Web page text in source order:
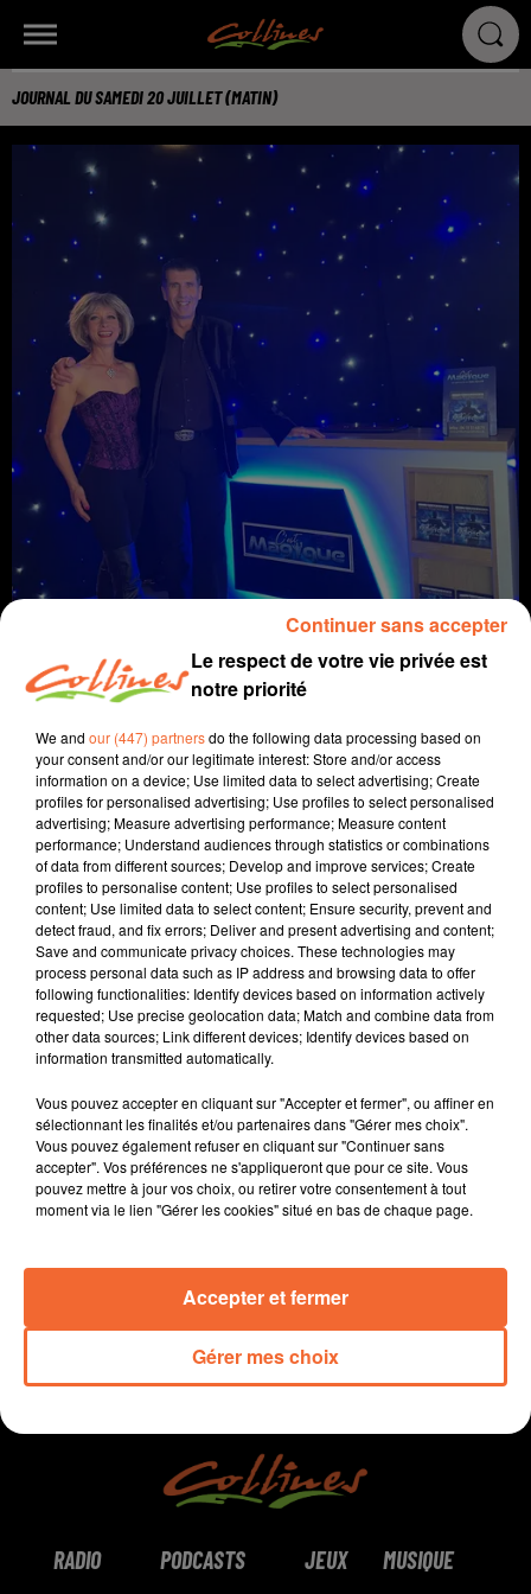
JOURNAL DU SAMEDI 20 JUILLET (MATIN)
info
20 juillet 2024 - 11 min 50 sec
JOURNAL DU SAMEDI 20 JUILLET (MATIN)
Fabien Gazeau
L'info près de chez vous
Présenté par Fabien Gazeau
- Bassines : DSNE demande un moratoire
- Les 10 ans de Poupet déraille pour clôturer le festival
(photo)
- La Roche en feu ce WE à Cerizay
0:00 11 min 50 sec
RADIO PODCASTS JEUX MUSIQUE
Le respect de votre vie privée est
notre priorité
We and our (447) partnersdo the following data processing based on
your consent and/or our legitimate interest: Store and/or access
information on a device; Use limited data to select advertising; Create
profiles for personalised advertising; Use profiles to select personalised
advertising; Measure advertising performance; Measure content
performance; Understand audiences through statistics or combinations
of data from different sources; Develop and improve services; Create
profiles to personalise content; Use profiles to select personalised
content; Use limited data to select content; Ensure security, prevent and
detect fraud, and fix errors; Deliver and present advertising and content;
Save and communicate privacy choices. These technologies may
process personal data such as IP address and browsing data to offer
following functionalities: Identify devices based on information actively
requested; Use precise geolocation data; Match and combine data from
other data sources; Link different devices; Identify devices based on
information transmitted automatically.
Vous pouvez accepter en cliquant sur "Accepter et fermer", ou affiner en
sélectionnant les finalités et/ou partenaires dans "Gérer mes choix".
Vous pouvez également refuser en cliquant sur "Continuer sans
accepter". Vos préférences ne s'appliqueront que pour ce site. Vous
pouvez mettre à jour vos choix, ou retirer votre consentement à tout
moment via le lien "Gérer les cookies" situé en bas de chaque page.
Gérer mes choix
Accepter et fermer
Continuer sans accepter